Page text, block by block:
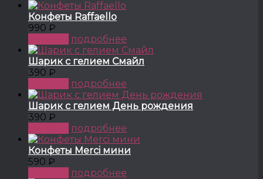
Конфеты Raffaello
990 ₽
подробнее
Шарик с гелием Смайл
390 ₽
подробнее
Шарик с гелием День рождения
390 ₽
подробнее
Конфеты Merci мини
590 ₽
подробнее